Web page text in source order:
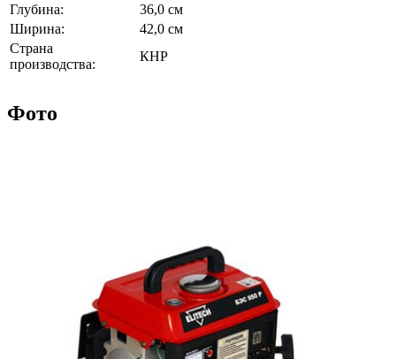
Глубина:
36,0 см
Ширина:
42,0 см
Страна
производства:
КНР
Фото